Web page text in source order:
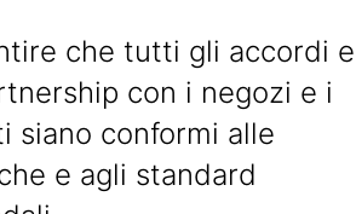
che tutti gli accordi e
con i negozi e i
siano conformi alle
e agli standard